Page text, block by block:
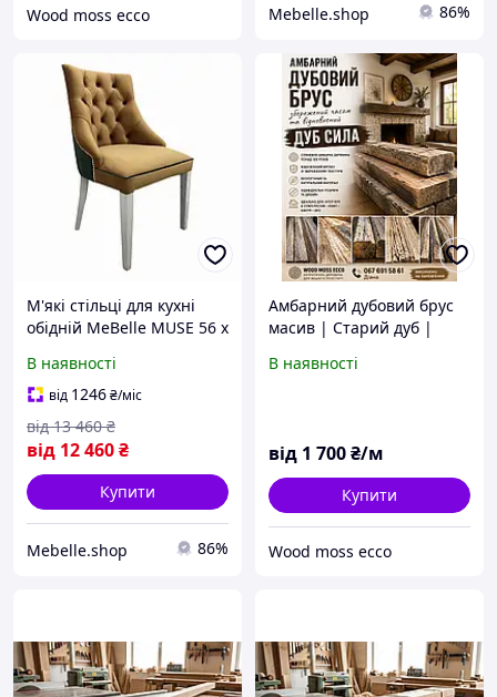
Wood moss ecco Mebelle.shop 86%
М'які стільці для кухні
обідній MeBelle MUSE 56 х
зелений + помаранчевий
гірчичний велюр
В наявності
від 1246₴/міс
від 12 460₴
від 13 460 ₴
Купити
Mebelle.shop 86%
Амбарний дубовий брус
масив | Старий дуб |
брус | Великий вибір у
В наявності
від 1 700₴/м
Купити
Wood moss ecco